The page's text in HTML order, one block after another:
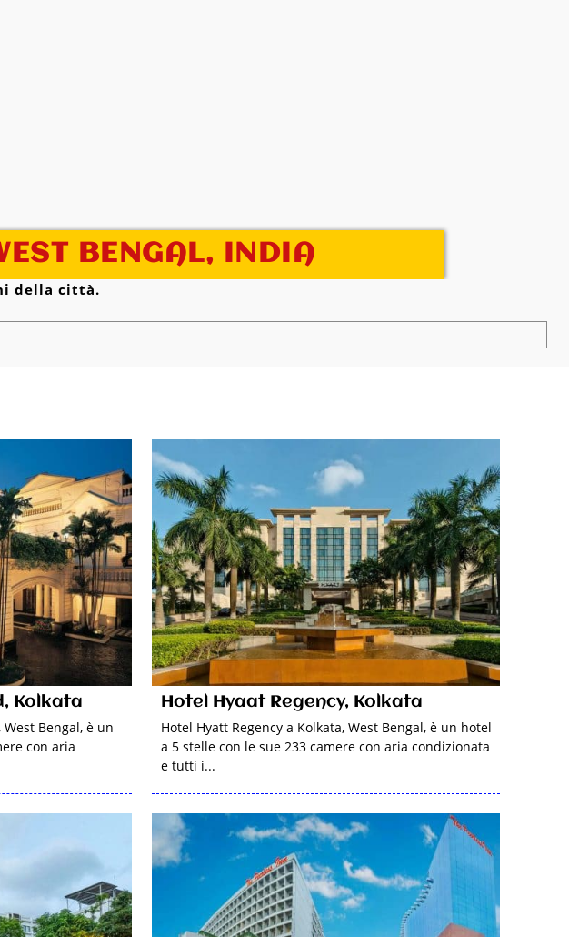
BENGAL, INDIA
della città.
Kolkata
Bengal, è un
con aria
Hotel Hyaat Regency, Kolkata
Hotel Hyatt Regency a Kolkata, West Bengal, è un hotel
a 5 stelle con le sue 233 camere con aria condizionata
e tutti i...